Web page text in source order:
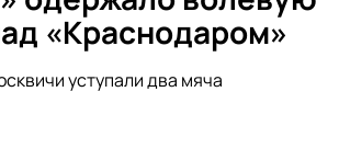
«Краснодаром»
уступали два мяча